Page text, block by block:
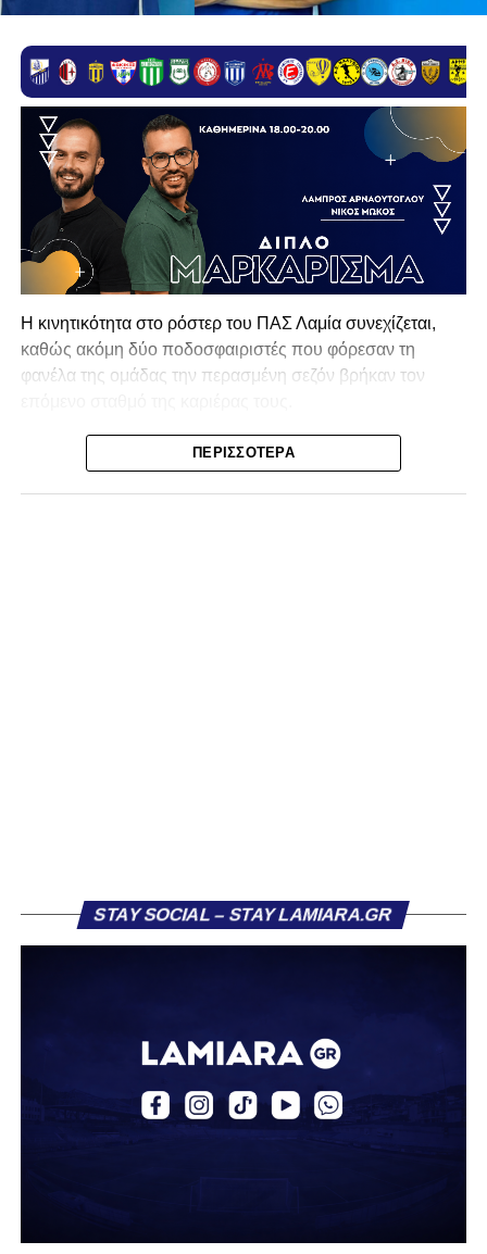
Η κινητικότητα στο ρόστερ του ΠΑΣ Λαμία συνεχίζεται,
καθώς ακόμη δύο ποδοσφαιριστές που φόρεσαν τη
φανέλα της ομάδας την περασμένη σεζόν βρήκαν τον
Ο λόγος για τον Βασίλη Τρούμπουλο και τον Χρυσόστομο
Στάγκο, οι οποίοι θα συνεχίσουν μαζί την ποδοσφαιρική
«Ο Α.Ο. Σαρωνικός Αναβύσσου ανακοινώνει την
περσινή σεζόν πραγματοποίησε γεμάτη χρονιά στη Γ’
Στο παρελθόν αγωνίστηκε στην ΑΕΚ Β’, με την οποία
κατέγραψε 10 συμμετοχές στη Super League 2, καθώς
επίσης σε Εθνικό και Ζάκυνθο. Ξεκίνησε την καριέρα του
ΠΕΡΙΣΣΌΤΕΡΑ
STAY SOCIAL – STAY LAMIARA.GR